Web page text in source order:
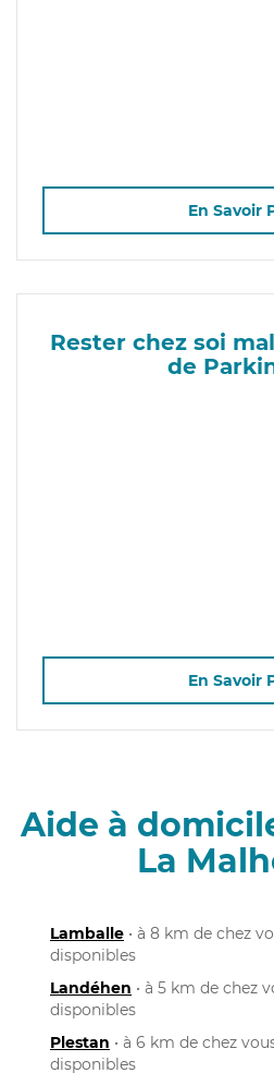
En Savoir
Rester chez soi
de
En Savoir
Aide à
La
Lamballe • à 8 km de chez
disponibles
Landéhen • à 5 km de chez
disponibles
Plestan • à 6 km de chez
disponibles